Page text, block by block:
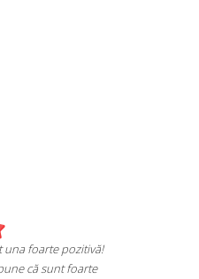
una foarte pozitivă!
că sunt foarte